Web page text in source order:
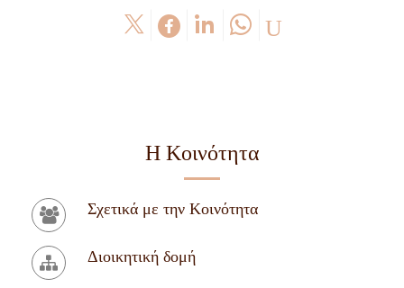
Η Κοινότητα
Σχετικά με την Κοινότητα
Διοικητική δομή